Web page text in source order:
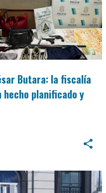
Butara: la fiscalía
planificado y